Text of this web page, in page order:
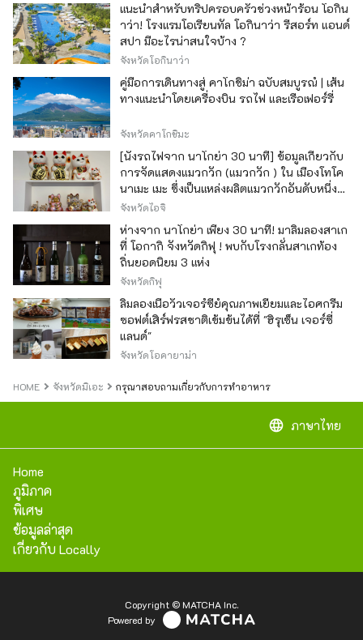
แนะนำสำหรับทริปครอบครัวช่วงหน้าร้อน โอกิน
าว่า! โรงแรมโอเรียนทัล โอกินาว่า รีสอร์ท แอนด์
สปา มีอะไรน่าสนใจบ้าง ?
จังหวัดโอกินาว่า
คู่มือการเดินทางสู่ คาโกชิม่า ฉบับสมบูรณ์ | เส้น
ทางแนะนำโดยเครื่องบิน รถไฟ และเรือเฟอร์รี่
จังหวัดคาโกชิมะ
[นั่งรถไฟจาก นาโกย่า 30 นาที] ข้อมูลเกี่ยวกับ
การจัดแสดงแมวกวัก (แมวกวัก ) ใน เมืองโทโค
นาเมะ เมะ ซึ่งเป็นแหล่งผลิตแมวกวักอันดับหนึ่ง
ของญี่ปุ่น
จังหวัดไอจิ
ห่างจาก นาโกย่า เพียง 30 นาที! มาลิ้มลองสาเก
ที่ โอกากิ จังหวัดกิฟุ ! พบกับโรงกลั่นสาเกท้อง
ถิ่นยอดนิยม 3 แห่ง
จังหวัดกิฟุ
ลิ้มลองเนื้อวัวเจอร์ซีย์คุณภาพเยี่ยมและไอศกรีม
ซอฟต์เสิร์ฟรสชาติเข้มข้นได้ที่ "ฮิรุเซ็น เจอร์ซี่
แลนด์"
จังหวัดโอคายาม่า
HOME จังหวัดมิเอะ กรุณาสอบถามเกี่ยวกับการทำอาหาร
language ภาษาไทย
Home
ภูมิภาค
พิเศษ
ข้อมูลล่าสุด
เกี่ยวกับ Locally
Copyright © MATCHA Inc.
Powered by